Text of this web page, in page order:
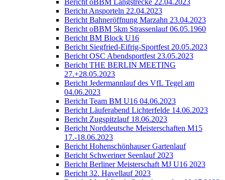
Bericht oBBM Langstrecke 22.04.2023
Bericht Ansporteln 22.04.2023
Bericht Bahneröffnung Marzahn 23.04.2023
Bericht oBBM 5km Strassenlauf 06.05.1960
Bericht BM Block U16
Bericht Siegfried-Eifrig-Sportfest 20.05.2023
Bericht OSC Abendsportfest 23.05.2023
Bericht THE BERLIN MEETING
27.+28.05.2023
Bericht Jedermannlauf des VfL Tegel am
04.06.2023
Bericht Team BM U16 04.06.2023
Bericht Läuferabend Lichterfelde 14.06.2023
Bericht Zugspitzlauf 18.06.2023
Bericht Norddeutsche Meisterschaften M15
17.-18.06.2023
Bericht Hohenschönhauser Gartenlauf
Bericht Schweriner Seenlauf 2023
Bericht Berliner Meisterschaft MJ U16 2023
Bericht 32. Havellauf 2023